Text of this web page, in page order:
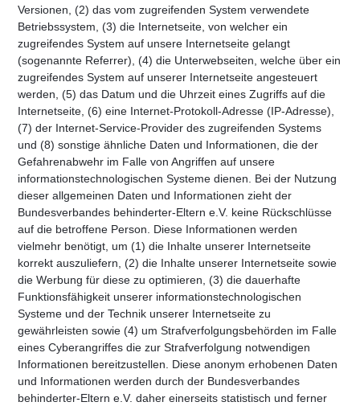
Versionen, (2) das vom zugreifenden System verwendete
Betriebssystem, (3) die Internetseite, von welcher ein
zugreifendes System auf unsere Internetseite gelangt
(sogenannte Referrer), (4) die Unterwebseiten, welche über ein
zugreifendes System auf unserer Internetseite angesteuert
werden, (5) das Datum und die Uhrzeit eines Zugriffs auf die
Internetseite, (6) eine Internet-Protokoll-Adresse (IP-Adresse),
(7) der Internet-Service-Provider des zugreifenden Systems
und (8) sonstige ähnliche Daten und Informationen, die der
Gefahrenabwehr im Falle von Angriffen auf unsere
informationstechnologischen Systeme dienen. Bei der Nutzung
dieser allgemeinen Daten und Informationen zieht der
Bundesverbandes behinderter-Eltern e.V. keine Rückschlüsse
auf die betroffene Person. Diese Informationen werden
vielmehr benötigt, um (1) die Inhalte unserer Internetseite
korrekt auszuliefern, (2) die Inhalte unserer Internetseite sowie
die Werbung für diese zu optimieren, (3) die dauerhafte
Funktionsfähigkeit unserer informationstechnologischen
Systeme und der Technik unserer Internetseite zu
gewährleisten sowie (4) um Strafverfolgungsbehörden im Falle
eines Cyberangriffes die zur Strafverfolgung notwendigen
Informationen bereitzustellen. Diese anonym erhobenen Daten
und Informationen werden durch der Bundesverbandes
behinderter-Eltern e.V. daher einerseits statistisch und ferner